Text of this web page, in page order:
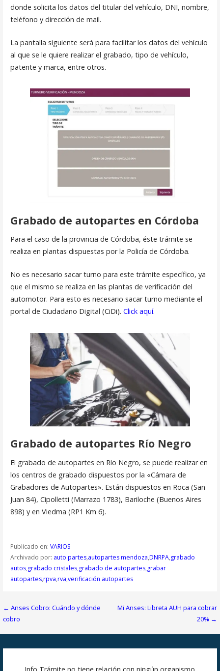
donde solicita los datos del titular del vehículo, DNI, nombre,
teléfono y dirección de mail.
La pantalla siguiente será para facilitar los datos del vehículo
al que se le quiere realizar el grabado, tipo de vehículo,
patente y marca, entre otros.
Grabado de autopartes en Córdoba
Para el caso de la provincia de Córdoba, éste trámite se
realiza en plantas dispuestas por la Policía de Córdoba.
No es necesario sacar turno para este trámite específico, ya
que el mismo se realiza en las plantas de verificación del
automotor. Para esto es necesario sacar turno mediante el
portal de Ciudadano Digital (CiDi). Click aquí.
Grabado de autopartes Río Negro
El grabado de autopartes en Río Negro, se puede realizar en
los centros de grabado dispuestos por la «Cámara de
Grabadores de Autopartes». Están dispuestos en Roca (San
Juan 84), Cipolletti (Marrazo 1783), Bariloche (Buenos Aires
898) y en Viedma (RP1 Km 6).
Publicado en: VARIOS
Archivado por: auto partes,autopartes mendoza,DNRPA,grabado
autos,grabado cristales,grabado de autopartes,grabar
autopartes,rpva,rva,verificación autopartes
Navegación
de
entradas
← Anses Cobro: Cuándo y dónde
cobro
Mi Anses: Libreta AUH para cobrar
20% →